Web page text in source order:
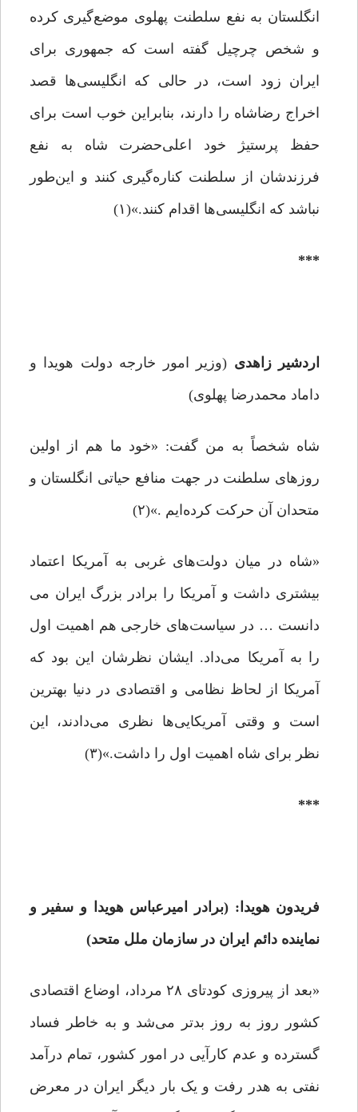
انگلستان به نفع سلطنت پهلوی موضع‌گیری کرده
و شخص چرچیل گفته است که جمهوری برای
ایران زود است، در حالی که انگلیسی‌ها قصد
اخراج رضاشاه را دارند، بنابراین خوب است برای
حفظ پرستیژ خود اعلی‌حضرت شاه به نفع
فرزندشان از سلطنت کناره‌گیری کنند و این‌طور
نباشد که انگلیسی‌ها اقدام کنند.»(۱)
***
اردشیر زاهدی (وزیر امور خارجه دولت هویدا و
داماد محمدرضا پهلوی)
شاه شخصاً به من گفت: «خود ما هم از اولین
روزهای سلطنت در جهت منافع حیاتی انگلستان و
متحدان آن حرکت کرده‌ایم .»(۲)
«شاه در میان دولت‌های غربی به آمریکا اعتماد
بیشتری داشت و آمریکا را برادر بزرگ ایران می
دانست … در سیاست‌های خارجی هم اهمیت اول
را به آمریکا می‌داد. ایشان نظرشان این بود که
آمریکا از لحاظ نظامی و اقتصادی در دنیا بهترین
است و وقتی آمریکایی‌ها نظری می‌دادند، این
نظر برای شاه اهمیت اول را داشت.»(۳)
***
فریدون هویدا: (برادر امیرعباس هویدا و سفیر و
نماینده دائم ایران در سازمان ملل متحد)
«بعد از پیروزی کودتای ۲۸ مرداد، اوضاع اقتصادی
کشور روز به روز بدتر می‌شد و به خاطر فساد
گسترده و عدم کارآیی در امور کشور، تمام درآمد
نفتی به هدر رفت و یک بار دیگر ایران در معرض